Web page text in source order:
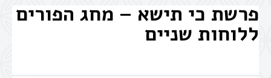
פרשת כי תישא – מחג הפורים
ללוחות שניים